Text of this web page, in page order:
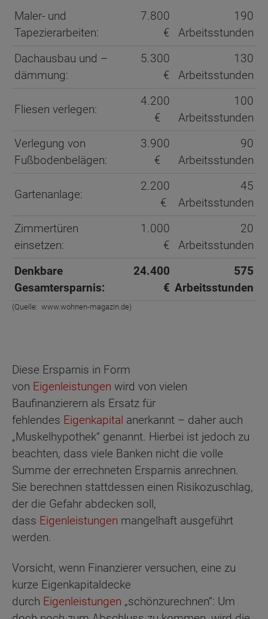
Maler- und
Tapezierarbeiten:
7.800
€
190
Arbeitsstunden
Dachausbau und –
dämmung:
5.300
€
130
Arbeitsstunden
Fliesen verlegen:
4.200
€
100
Arbeitsstunden
Verlegung von
Fußbodenbelägen:
3.900
€
90
Arbeitsstunden
Gartenanlage:
2.200
€
45
Arbeitsstunden
Zimmertüren
einsetzen:
1.000
€
20
Arbeitsstunden
Denkbare
Gesamtersparnis:
24.400
€
575
Arbeitsstunden
(Quelle: www.wohnen-magazin.de)
Diese Ersparnis in Form
von Eigenleistungen wird von vielen
Baufinanzierern als Ersatz für
fehlendes Eigenkapital anerkannt – daher auch
„Muskelhypothek“ genannt. Hierbei ist jedoch zu
beachten, dass viele Banken nicht die volle
Summe der errechneten Ersparnis anrechnen.
Sie berechnen stattdessen einen Risikozuschlag,
der die Gefahr abdecken soll,
dass Eigenleistungen mangelhaft ausgeführt
werden.
Vorsicht, wenn Finanzierer versuchen, eine zu
kurze Eigenkapitaldecke
durch Eigenleistungen „schönzurechnen“: Um